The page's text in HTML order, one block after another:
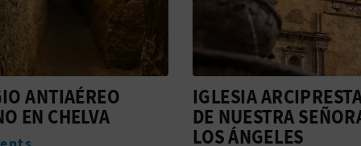
ARCIPRESTAL
SEÑORA DE
COLECCIÓN
MUSEOGRÁFICA
MUNICIPAL